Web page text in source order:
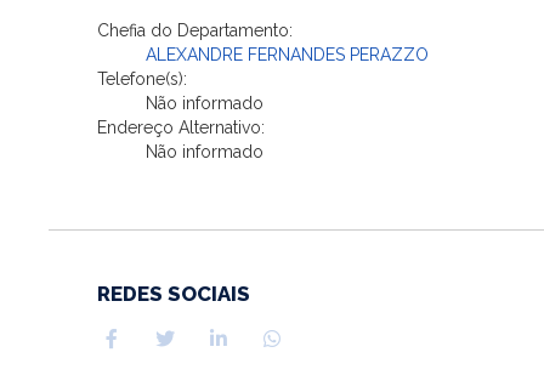
Chefia do Departamento:
ALEXANDRE FERNANDES PERAZZO
Telefone(s):
Não informado
Endereço Alternativo:
Não informado
REDES SOCIAIS